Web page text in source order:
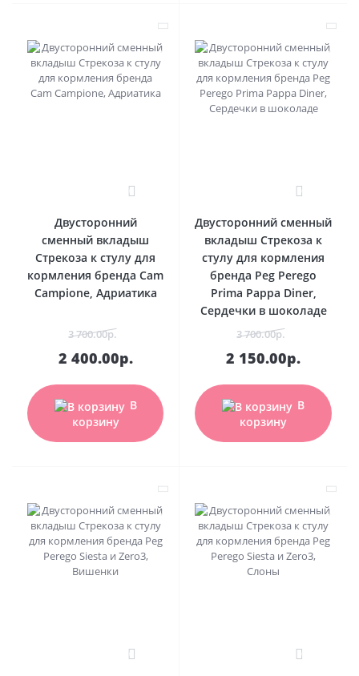
Двусторонний
сменный вкладыш
Стрекоза к стулу для
кормления бренда Cam
Campione, Адриатика
3 700.00р.
2 400.00р.
В
корзину
Двусторонний сменный
вкладыш Стрекоза к
стулу для кормления
бренда Peg Perego
Prima Pappa Diner,
Сердечки в шоколаде
3 700.00р.
2 150.00р.
В
корзину
0 0